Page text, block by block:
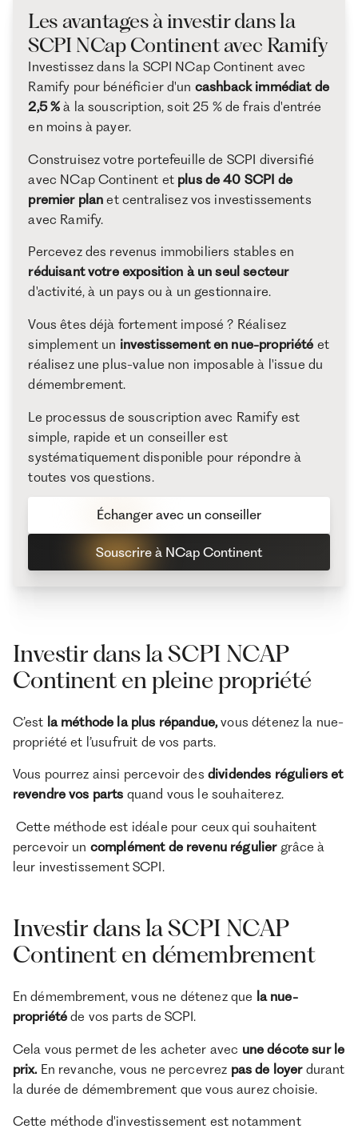
Les avantages à investir dans la
SCPI NCap Continent avec Ramify
Investissez dans la SCPI NCap Continent avec
Ramify pour bénéficier d'un cashback immédiat de
2,5 % à la souscription, soit 25 % de frais d'entrée
en moins à payer.
Construisez votre portefeuille de SCPI diversifié
avec NCap Continent et plus de 40 SCPI de
premier plan et centralisez vos investissements
avec Ramify.
Percevez des revenus immobiliers stables en
réduisant votre exposition à un seul secteur
d'activité, à un pays ou à un gestionnaire.
Vous êtes déjà fortement imposé ? Réalisez
simplement un investissement en nue-propriété et
réalisez une plus-value non imposable à l'issue du
démembrement.
Le processus de souscription avec Ramify est
simple, rapide et un conseiller est
systématiquement disponible pour répondre à
toutes vos questions.
Souscrire à NCap Continent
Échanger avec un conseiller
Investir dans la SCPI NCAP
Continent en pleine propriété
C’est la méthode la plus répandue,vous détenez la nue-
propriété et l’usufruit de vos parts.
Vous pourrez ainsi percevoir des dividendes réguliers et
revendre vos parts quand vous le souhaiterez.
Cette méthode est idéale pour ceux qui souhaitent
percevoir un complément de revenu réguliergrâce à
leur investissement SCPI.
Investir dans la SCPI NCAP
Continent en démembrement
En démembrement, vous ne détenez que la nue-
propriété de vos parts de SCPI.
Cela vous permet de les acheter avec une décote sur le
prix. En revanche, vous ne percevrez pas de loyer durant
la durée de démembrement que vous aurez choisie.
Cette méthode d'investissement est notamment